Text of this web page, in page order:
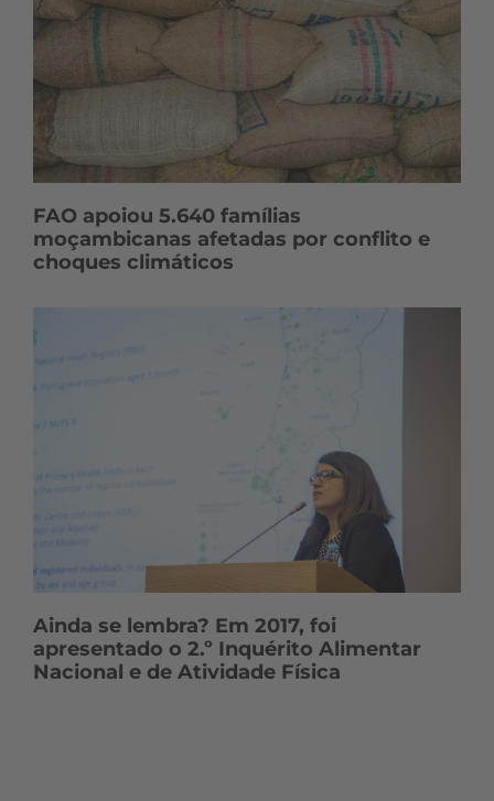
FAO apoiou 5.640 famílias
moçambicanas afetadas por conflito e
choques climáticos
Ainda se lembra? Em 2017, foi
apresentado o 2.º Inquérito Alimentar
Nacional e de Atividade Física